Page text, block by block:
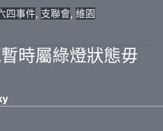
四事件, 支聯會, 維園
時屬綠燈狀態毋